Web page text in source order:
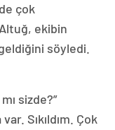
çok
ekibin
söyledi.
sizde?”
Sıkıldım. Çok